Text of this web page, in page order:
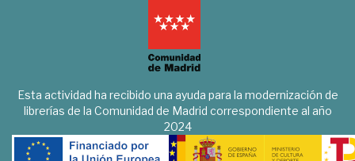
Esta actividad ha recibido una ayuda para la modernización de
librerías de la Comunidad de Madrid correspondiente al año
2024